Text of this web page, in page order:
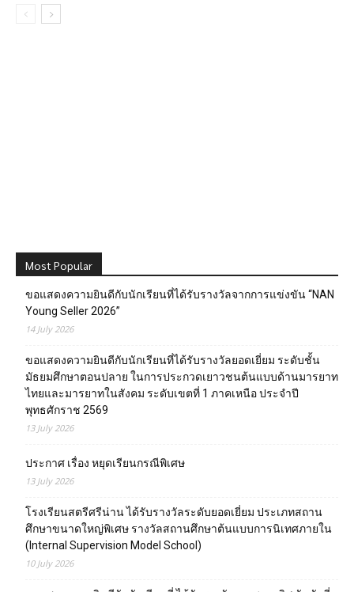
Most Popular
ขอแสดงความยินดีกับนักเรียนที่ได้รับรางวัลจากการแข่งขัน “NAN
Young Seller 2026”
14 July 2026
ขอแสดงความยินดีกับนักเรียนที่ได้รับรางวัลยอดเยี่ยม ระดับชั้น
มัธยมศึกษาตอนปลาย ในการประกวดเยาวชนต้นแบบด้านมารยาท
ไทยและมารยาทในสังคม ระดับเขตที่ 1 ภาคเหนือ ประจำปี
พุทธศักราช 2569
13 July 2026
ประกาศ เรื่อง หยุดเรียนกรณีพิเศษ
13 July 2026
โรงเรียนสตรีศรีน่าน ได้รับรางวัลระดับยอดเยี่ยม ประเภทสถาน
ศึกษาขนาดใหญ่พิเศษ รางวัลสถานศึกษาต้นแบบการนิเทศภายใน
(Internal Supervision Model School)
10 July 2026